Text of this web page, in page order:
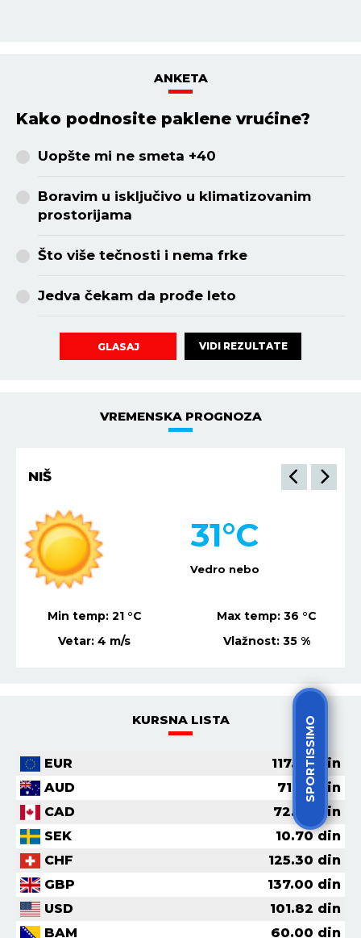
SPORTISSIMO
ANKETA
Kako podnosite paklene vrućine?
Uopšte mi ne smeta +40
Boravim u isključivo u klimatizovanim
prostorijama
Što više tečnosti i nema frke
Jedva čekam da prođe leto
GLASAJ VIDI REZULTATE
VREMENSKA PROGNOZA
NIŠ
Vedro nebo
31°C
Min temp: 21 °C Max temp: 36 °C
Vetar:4 m/s Vlažnost: 35 %
KURSNA LISTA
EUR 117.36din
AUD
71.56din
CAD
72.62
din
SEK
10.70din
CHF
125.30 din
GBP
137.00 din
USD
101.82 din
BAM
60.00 din